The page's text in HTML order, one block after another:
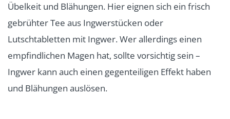
Übelkeit und Blähungen. Hier eignen sich ein frisch
gebrühter Tee aus Ingwerstücken oder
Lutschtabletten mit Ingwer. Wer allerdings einen
empfindlichen Magen hat, sollte vorsichtig sein –
Ingwer kann auch einen gegenteiligen Effekt haben
und Blähungen auslösen.